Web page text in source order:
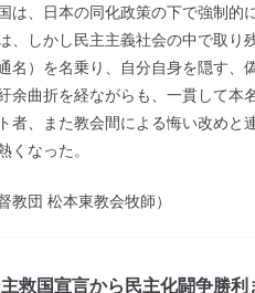
は、日本の同化政策の下で強制的
、しかし民主主義社会の中で取
名）を名乗り、自分自身を隠す
余曲折を経ながらも、一貫して本
者、また教会間による悔い改めと
が熱くなった。
教団 松本東教会牧師）
救国宣言から民主化闘争勝利